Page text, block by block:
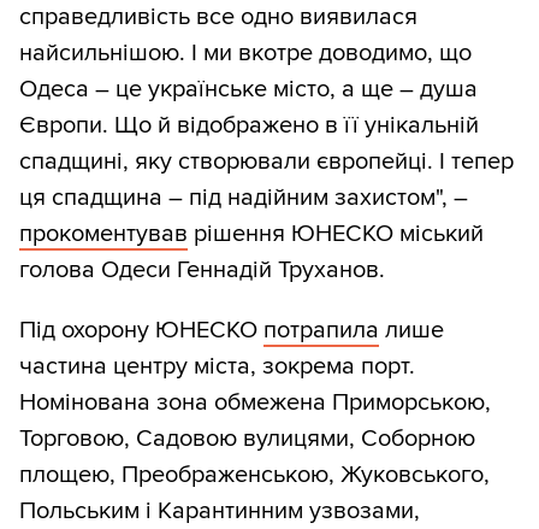
справедливість все одно виявилася
найсильнішою. І ми вкотре доводимо, що
Одеса – це українське місто, а ще – душа
Європи. Що й відображено в її унікальній
спадщині, яку створювали європейці. І тепер
ця спадщина – під надійним захистом", –
прокоментував рішення ЮНЕСКО міський
голова Одеси Геннадій Труханов.
Під охорону ЮНЕСКО потрапила лише
частина центру міста, зокрема порт.
Номінована зона обмежена Приморською,
Торговою, Садовою вулицями, Соборною
площею, Преображенською, Жуковського,
Польським і Карантинним узвозами,